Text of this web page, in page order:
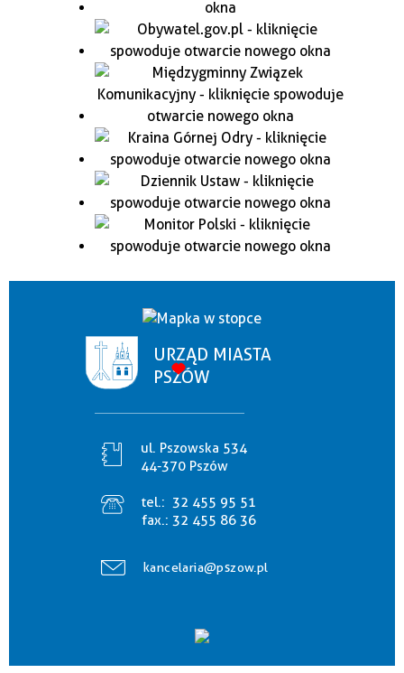
URZĄD MIASTA
PSZÓW
ul. Pszowska 534
44-370 Pszów
tel.: 32 455 95 51
fax.: 32 455 86 36
kancelaria@pszow.pl